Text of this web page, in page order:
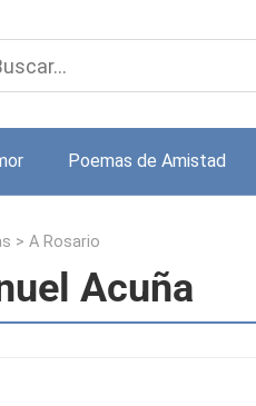
Poemas de Amistad
> A Rosario
Acuña